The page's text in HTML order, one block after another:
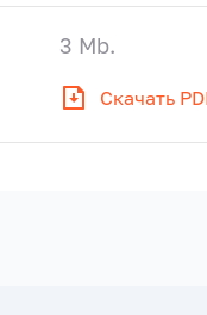
Скачать
3 Mb.